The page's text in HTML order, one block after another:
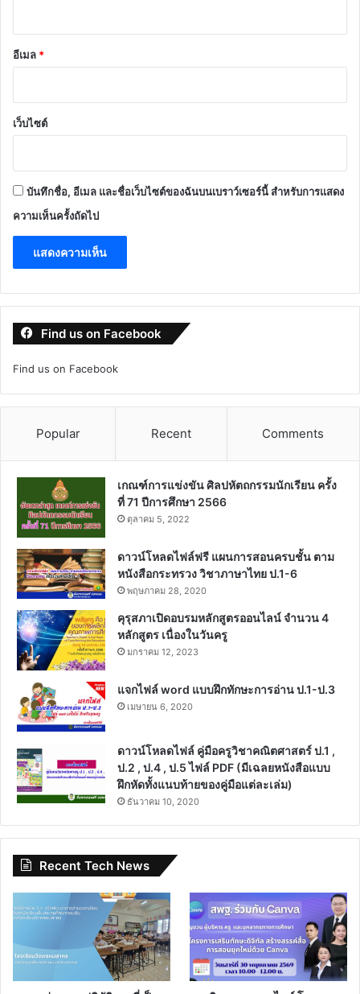
อีเมล *
เว็บไซต์
บันทึกชื่อ, อีเมล และชื่อเว็บไซต์ของฉันบนเบราว์เซอร์นี้ สำหรับการแสดง
ความเห็นครั้งถัดไป
Find us on Facebook
Find us on Facebook
Popular Recent Comments
เกณฑ์การแข่งขัน ศิลปหัตถกรรมนักเรียน ครั้ง
ที่ 71 ปีการศึกษา 2566
ตุลาคม 5, 2022
ดาวน์โหลดไฟล์ฟรี แผนการสอนครบชั้น ตาม
หนังสือกระทรวง วิชาภาษาไทย ป.1-6
พฤษภาคม 28, 2020
คุรุสภาเปิดอบรมหลักสูตรออนไลน์ จำนวน 4
หลักสูตร เนื่องในวันครู
มกราคม 12, 2023
แจกไฟล์ word แบบฝึกทักษะการอ่าน ป.1-ป.3
เมษายน 6, 2020
ดาวน์โหลดไฟล์ คู่มือครูวิชาคณิตศาสตร์ ป.1 ,
ป.2 , ป.4 , ป.5 ไฟล์ PDF (มีเฉลยหนังสือแบบ
ฝึกหัดทั้งแนบท้ายของคู่มือแต่ละเล่ม)
ธันวาคม 10, 2020
Recent Tech News